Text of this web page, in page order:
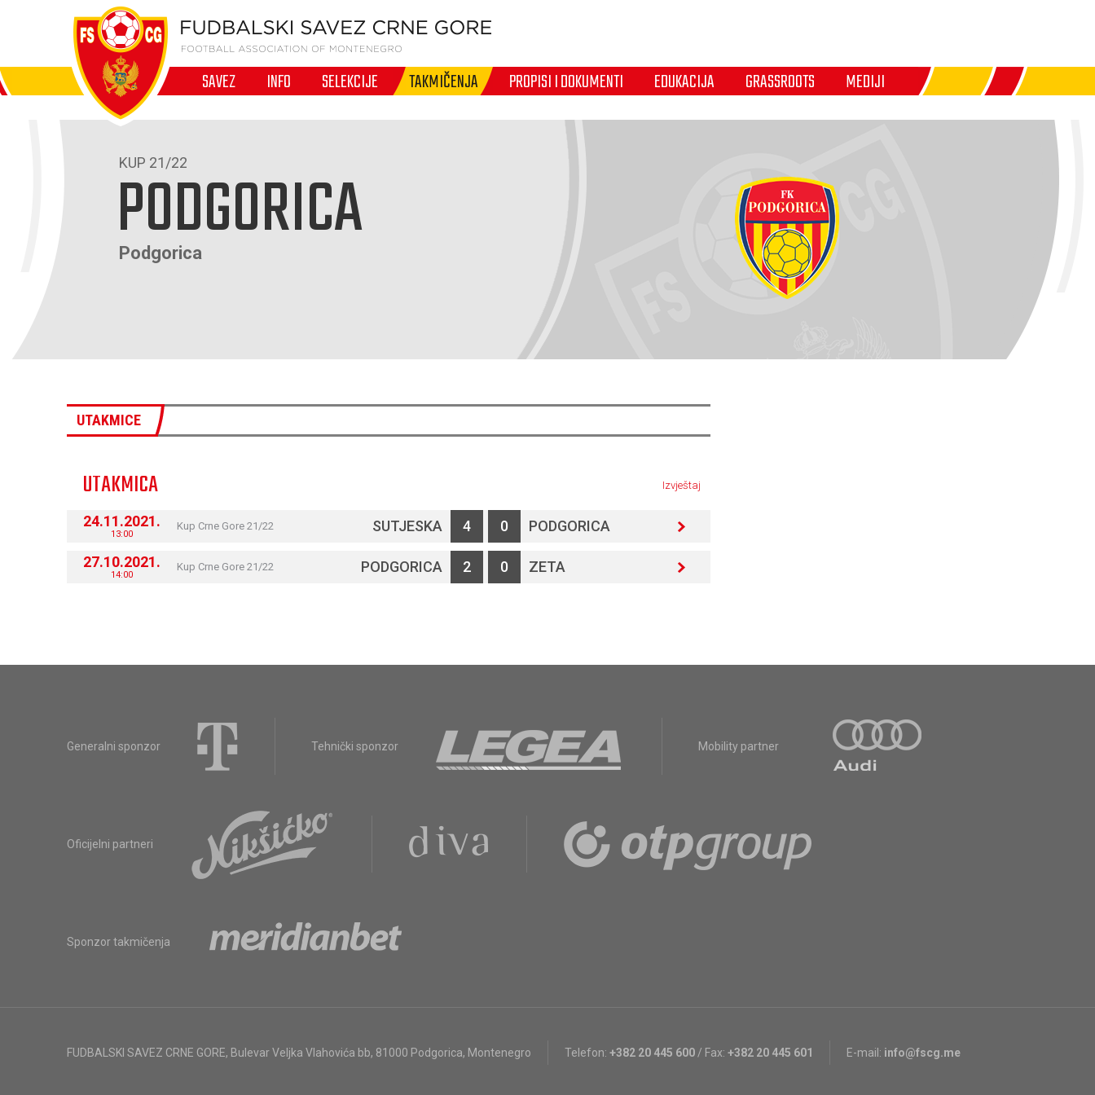
SAVEZ INFO SELEKCIJE TAKMIČENJA PROPISI I DOKUMENTI EDUKACIJA GRASSROOTS MEDIJI
KUP 21/22
PODGORICA
Podgorica
UTAKMICE
UTAKMICA Izvještaj
24.11.2021.
13:00
Kup Crne Gore 21/22 SUTJESKA 4 0 PODGORICA
27.10.2021.
14:00
Kup Crne Gore 21/22 PODGORICA 2 0 ZETA
Generalni sponzor Tehnički sponzor Mobility partner
Oficijelni partneri
Sponzor takmičenja
FUDBALSKI SAVEZ CRNE GORE, Bulevar Veljka Vlahovića bb, 81000 Podgorica, Montenegro Telefon: +382 20 445 600 / Fax: +382 20 445 601 E-mail: info@fscg.me